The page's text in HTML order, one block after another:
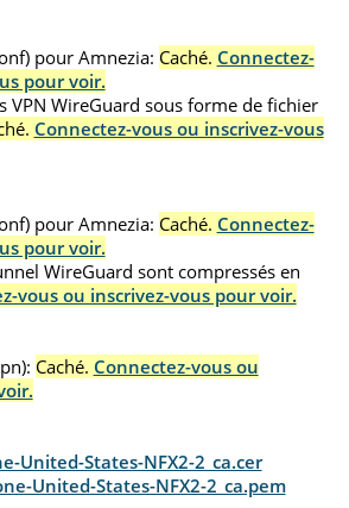
pour Amnezia: Caché. Connectez-
pour voir.
VPN WireGuard sous forme de fichier
Connectez-vous ou inscrivez-vous
pour Amnezia: Caché. Connectez-
pour voir.
WireGuard sont compressés en
vous ou inscrivez-vous pour voir.
Caché. Connectez-vous ou
United-States-NFX2-2_ca.cer
United-States-NFX2-2_ca.pem